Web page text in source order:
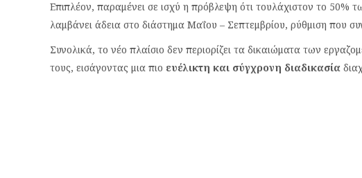
Επιπλέον, παραμένει σε ισχύ η πρόβλεψη ότι τουλάχιστον το 50%
λαμβάνει άδεια στο διάστημα Μαΐου – Σεπτεμβρίου, ρύθμιση που
Συνολικά, το νέο πλαίσιο δεν περιορίζει τα δικαιώματα των
τους, εισάγοντας μια πιο ευέλικτη και σύγχρονη διαδικασία